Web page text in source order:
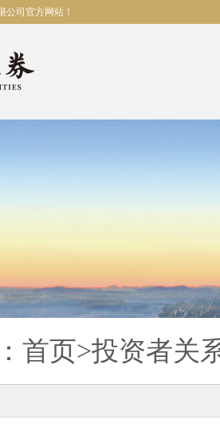
公司官方网站！
首页>投资者关